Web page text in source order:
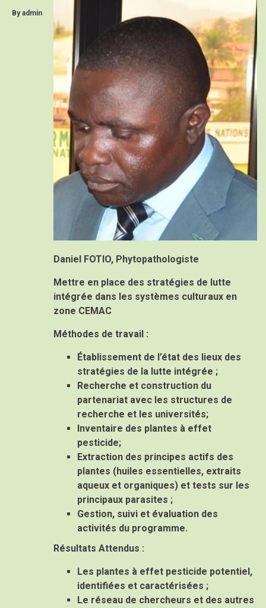
Byadmin
Daniel FOTIO, Phytopathologiste
Mettre en place des stratégies de lutte
intégrée dans les systèmes culturaux en
zone CEMAC
Méthodes de travail :
Établissement de l’état des lieux des
stratégies de la lutte intégrée ;
Recherche et construction du
partenariat avec les structures de
recherche et les universités;
Inventaire des plantes à effet
pesticide;
Extraction des principes actifs des
plantes (huiles essentielles, extraits
aqueux et organiques) et tests sur les
principaux parasites ;
Gestion, suivi et évaluation des
activités du programme.
Résultats Attendus :
Les plantes à effet pesticide potentiel,
identifiées et caractérisées ;
Le réseau de chercheurs et des autres